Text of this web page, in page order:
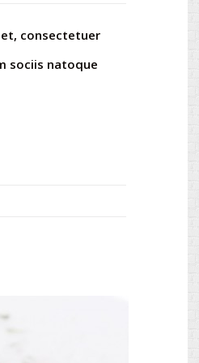
consectetuer
sociis natoque